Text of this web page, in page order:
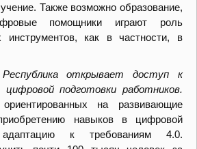
Также возможно образование,
помощники играют роль
инструментов, как в частности, в
открывает доступ к
цифровой подготовки работников.
на развивающие
навыков в цифровой
к требованиям 4.0.